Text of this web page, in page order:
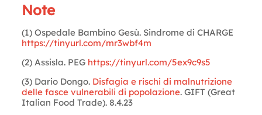
Note
(1) Ospedale Bambino Gesù. Sindrome di CHARGE
https://tinyurl.com/mr3wbf4m
(2) Assisla. PEG https://tinyurl.com/5ex9c9s5
(3) Dario Dongo. Disfagia e rischi di malnutrizione
delle fasce vulnerabili di popolazione. GIFT (Great
Italian Food Trade). 8.4.23